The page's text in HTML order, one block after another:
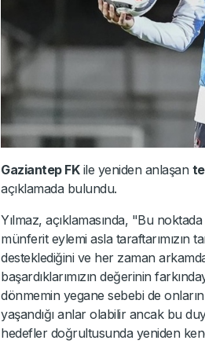
Gaziantep FKile yeniden anlaşan
açıklamada bulundu.
Yılmaz, açıklamasında, "Bu
münferit eylemi asla taraftarımızın
desteklediğini ve her zaman
başardıklarımızın değerinin
dönmemin yegane sebebi de
yaşandığı anlar olabilir ancak bu
hedefler doğrultusunda yeniden